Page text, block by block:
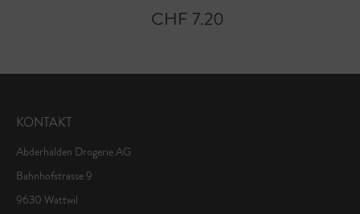
CHF 7.20
KONTAKT
Abderhalden Drogerie AG
Bahnhofstrasse 9
9630 Wattwil